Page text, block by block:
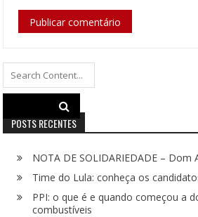
Search
for:
POSTS RECENTES
NOTA DE SOLIDARIEDADE –
Time do Lula: conheça os
PPI: o que é e quando começou a
combustíveis